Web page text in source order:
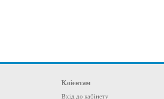
Клієнтам
Вхід до кабінету